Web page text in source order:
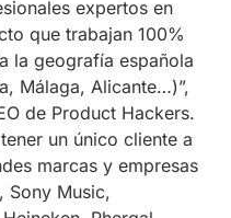
expertos en
que trabajan 100%
la geografía española
Málaga, Alicante…)”,
de Product Hackers.
un único cliente a
marcas y empresas
Sony Music,